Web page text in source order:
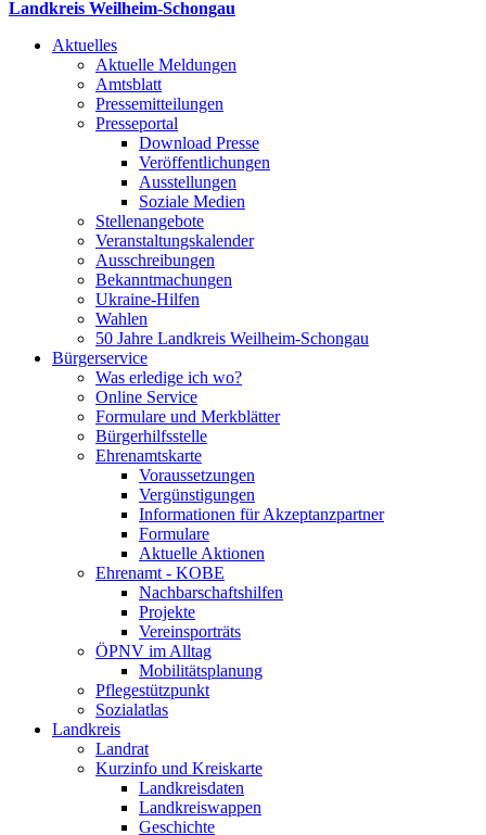
Landkreis Weilheim-Schongau
Aktuelles
Aktuelle Meldungen
Amtsblatt
Pressemitteilungen
Presseportal
Download Presse
Veröffentlichungen
Ausstellungen
Soziale Medien
Stellenangebote
Veranstaltungskalender
Ausschreibungen
Bekanntmachungen
Ukraine-Hilfen
Wahlen
50 Jahre Landkreis Weilheim-Schongau
Bürgerservice
Was erledige ich wo?
Online Service
Formulare und Merkblätter
Bürgerhilfsstelle
Ehrenamtskarte
Voraussetzungen
Vergünstigungen
Informationen für Akzeptanzpartner
Formulare
Aktuelle Aktionen
Ehrenamt - KOBE
Nachbarschaftshilfen
Projekte
Vereinsporträts
ÖPNV im Alltag
Mobilitätsplanung
Pflegestützpunkt
Sozialatlas
Landkreis
Landrat
Kurzinfo und Kreiskarte
Landkreisdaten
Landkreiswappen
Geschichte